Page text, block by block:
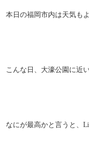
本日の福岡市内は天気も
こんな日、大濠公園に近
なにが最高かと言うと、